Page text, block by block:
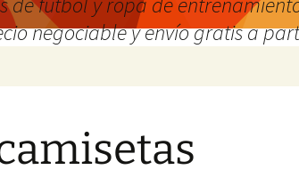
negociable y envío gratis a